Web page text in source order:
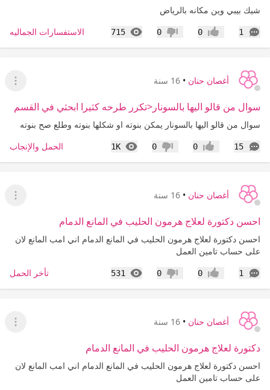
شيك بيبي وين مكانه بالرياض
1
التعليقات إعجاب0 عدم إعجاب
0
715
المشاهدات الاستفسارات الجماليه
أغصان حنان • 16 سنة
عرض
سوال من قالو اليها بالسونار<تكرر طرحه كثيرا ابحثي في القسم
سوال من قالو اليها بالسونار يمكن بنوته او شكلها بنوته وطلع صح بنوته
15
التعليقات إعجاب0 عدم إعجاب
0
1K
المشاهدات الحمل والإنجاب
أغصان حنان • 16 سنة
عرض
احسن دكتورة لعلاج هرمون الحليب في المانع الدمام
احسن دكتورة لعلاج هرمون الحليب في المانع الدمام اني امب المانع لان
على حساب تامين العمل
1
التعليقات إعجاب0 عدم إعجاب
0
531
المشاهدات تأخر الحمل
أغصان حنان • 16 سنة
عرض
دكتورة لعلاج هرمون الحليب في المانع الدمام
احسن دكتورة لعلاج هرمون الحليب في المانع الدمام اني امب المانع لان
على حساب تامين العمل